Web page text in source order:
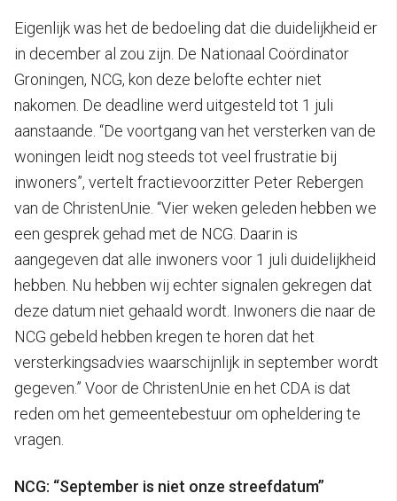
Eigenlijk was het de bedoeling dat die duidelijkheid er
in december al zou zijn. De Nationaal Coördinator
Groningen, NCG, kon deze belofte echter niet
nakomen. De deadline werd uitgesteld tot 1 juli
aanstaande. “De voortgang van het versterken van de
woningen leidt nog steeds tot veel frustratie bij
inwoners”, vertelt fractievoorzitter Peter Rebergen
van de ChristenUnie. “Vier weken geleden hebben we
een gesprek gehad met de NCG. Daarin is
aangegeven dat alle inwoners voor 1 juli duidelijkheid
hebben. Nu hebben wij echter signalen gekregen dat
deze datum niet gehaald wordt. Inwoners die naar de
NCG gebeld hebben kregen te horen dat het
versterkingsadvies waarschijnlijk in september wordt
gegeven.” Voor de ChristenUnie en het CDA is dat
reden om het gemeentebestuur om opheldering te
vragen.
NCG: “September is niet onze streefdatum”